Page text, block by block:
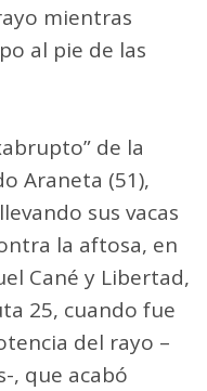
mientras
al pie de las
de la
Araneta (51),
sus vacas
la aftosa, en
Cané y Libertad,
25, cuando fue
del rayo –
, que acabó